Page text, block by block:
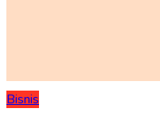
Bisnis